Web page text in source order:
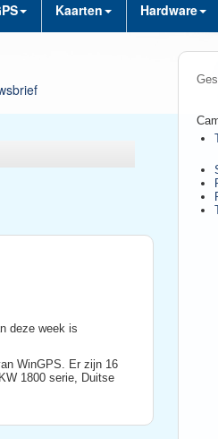
Kaarten Hardware
deze week is
WinGPS. Er zijn 16
1800 serie, Duitse